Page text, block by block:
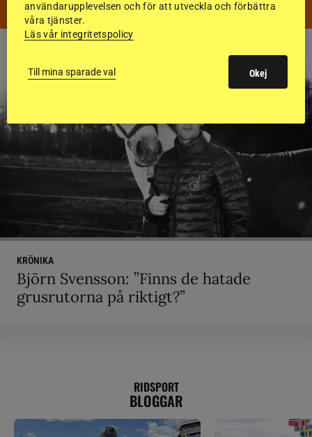
KRÖNIKA
Björn Svensson: ”Finns de hatade
grusrutorna på riktigt?”
RIDSPORT
BLOGGAR
användarupplevelsen och för att utveckla och förbättra
våra tjänster.
Läs vår integritetspolicy
Till mina sparade val Okej